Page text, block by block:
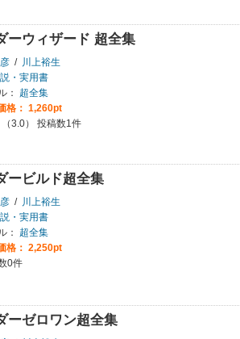
ーウィザード 超全集
/
川上裕生
・実用書
：
超全集
格： 1,260pt
（3.0） 投稿数1件
ービルド超全集
/
川上裕生
・実用書
：
超全集
格： 2,250pt
0件
ーゼロワン超全集